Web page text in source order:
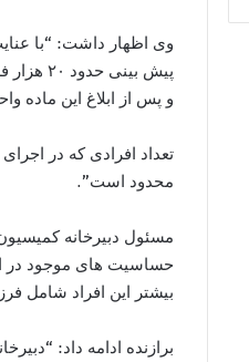
وی اظهار داشت: “با
و پس از ابلاغ این ماده
تعداد افرادی که در
محدود است”.
مسئول دبیرخانه
حساسیت های موجود در
بیشتر این افراد شامل
برازنده ادامه داد: